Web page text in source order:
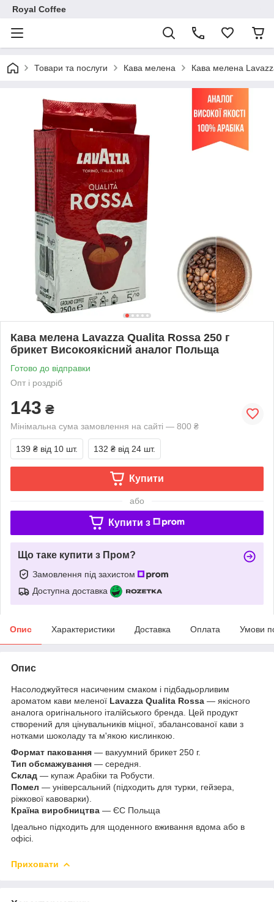
Royal Coffee
Товари та послуги Кава мелена Кава мелена
Кава мелена Lavazza Qualita Rossa 250 г
брикет Високоякісний аналог Польща
Готово до відправки
Опт і роздріб
143 ₴
Мінімальна сума замовлення на сайті — 800 ₴
139 ₴ від 10 шт. 132 ₴ від 24 шт.
Купити
або
Купити з
Що таке купити з Пром?
Замовлення під захистом
Доступна доставка
Опис Характеристики Доставка Оплата Умови
Опис
Насолоджуйтеся насиченим смаком і підбадьорливим
ароматом кави меленої Lavazza Qualita Rossa — якісного
аналога оригінального італійського бренда. Цей продукт
створений для цінувальників міцної, збалансованої кави з
нотками шоколаду та м'якою кислинкою.
Формат паковання — вакуумний брикет 250 г.
Тип обсмажування — середня.
Склад — купаж Арабіки та Робусти.
Помел — універсальний (підходить для турки, гейзера,
ріжкової кавоварки).
Країна виробництва — ЄС Польща
Ідеально підходить для щоденного вживання вдома або в
офісі.
Приховати